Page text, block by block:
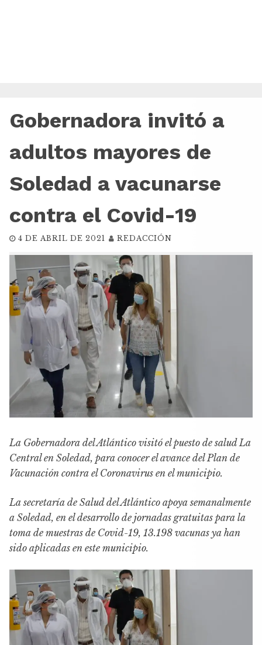
Gobernadora invitó a
adultos mayores de
Soledad a vacunarse
contra el Covid-19
4 DE ABRIL DE 2021 REDACCIÓN
La Gobernadora del Atlántico visitó el puesto de salud La
Central en Soledad, para conocer el avance del Plan de
Vacunación contra el Coronavirus en el municipio.
La secretaría de Salud del Atlántico apoya semanalmente
a Soledad, en el desarrollo de jornadas gratuitas para la
toma de muestras de Covid-19, 13.198 vacunas ya han
sido aplicadas en este municipio.